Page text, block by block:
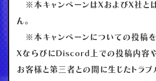
※本キャンペーンはXおよびX社と
ん。
※本キャンペーンについての投稿
XならびにDiscord上での投稿内容
お客様と第三者との間に生じたトラブ